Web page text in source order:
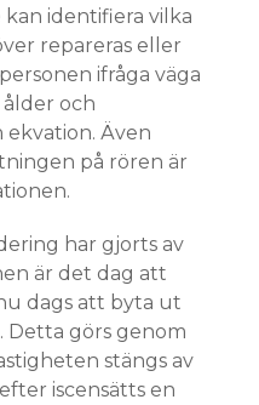
identifiera vilka
repareras eller
ifråga väga
och
ekvation. Även
på rören är
har gjorts av
är det dag att
dags att byta ut
Detta görs genom
stängs av
iscensätts en